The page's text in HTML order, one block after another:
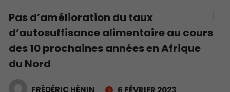
Pas d’amélioration du taux
d’autosuffisance alimentaire au cours
des 10 prochaines années en Afrique
du Nord
FRÉDÉRIC HÉNIN